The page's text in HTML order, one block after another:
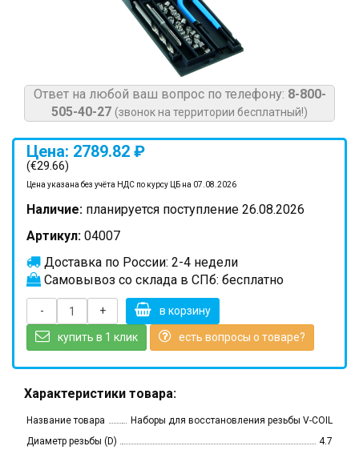
Ответ на любой ваш вопрос по телефону: 8-800-
505-40-27 (звонок на территории бесплатный!)
Цена: 2789.82 ₽
(€29.66)
Цена указана без учёта НДС по курсу ЦБ на 07.08.2026
Наличие: планируется поступление 26.08.2026
Артикул: 04007
Доставка по России: 2-4 недели
Самовывоз со склада в СПб: бесплатно
- + в корзину
купить в 1 клик есть вопросы о товаре?
Характеристики товара:
Название товара
Наборы для восстановления резьбы V-COIL
Диаметр резьбы (D)
4.7